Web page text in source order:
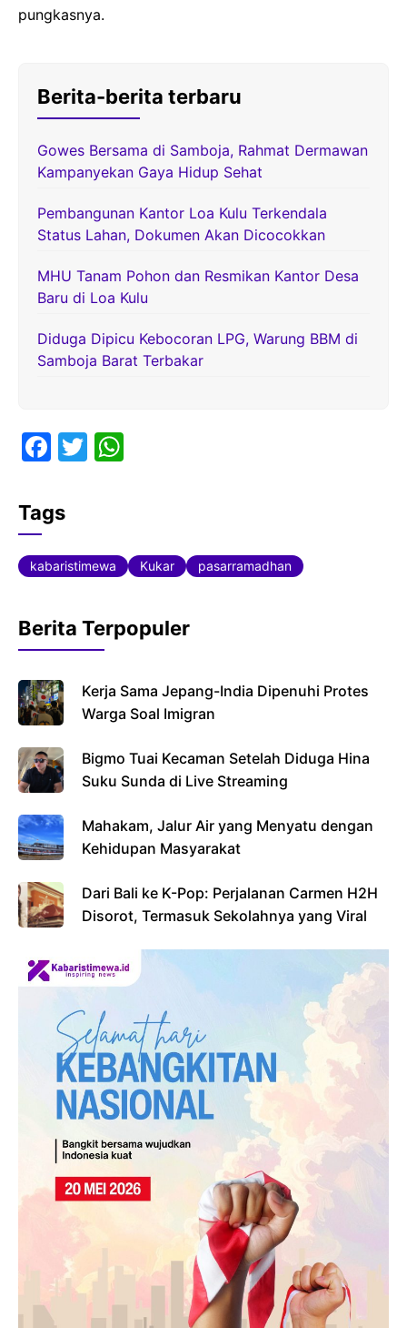
pungkasnya.
Berita-berita terbaru
Gowes Bersama di Samboja, Rahmat Dermawan
Kampanyekan Gaya Hidup Sehat
Pembangunan Kantor Loa Kulu Terkendala
Status Lahan, Dokumen Akan Dicocokkan
MHU Tanam Pohon dan Resmikan Kantor Desa
Baru di Loa Kulu
Diduga Dipicu Kebocoran LPG, Warung BBM di
Samboja Barat Terbakar
F
c
e
b
o
k
T
A
p
Tags
kabaristimewa Kukar pasarramadhan
Berita Terpopuler
Kerja Sama Jepang-India Dipenuhi Protes
Warga Soal Imigran
Bigmo Tuai Kecaman Setelah Diduga Hina
Suku Sunda di Live Streaming
Mahakam, Jalur Air yang Menyatu dengan
Kehidupan Masyarakat
Dari Bali ke K-Pop: Perjalanan Carmen H2H
Disorot, Termasuk Sekolahnya yang Viral